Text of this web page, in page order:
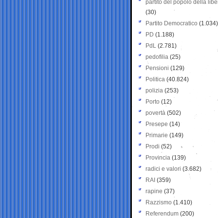
partito del popolo della
(30)
Partito Democratico (1.034)
PD (1.188)
PdL (2.781)
pedofilia (25)
Pensioni (129)
Politica (40.824)
polizia (253)
Porto (12)
povertà (502)
Presepe (14)
Primarie (149)
Prodi (52)
Provincia (139)
radici e valori (3.682)
RAI (359)
rapine (37)
Razzismo (1.410)
Referendum (200)